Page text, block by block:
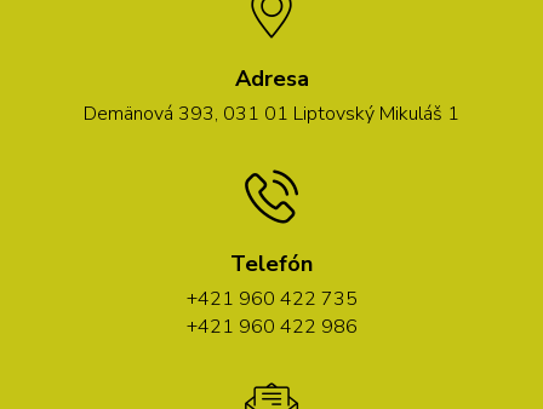
Adresa
Demänová 393, 031 01 Liptovský Mikuláš 1
Telefón
+421 960 422 735
+421 960 422 986